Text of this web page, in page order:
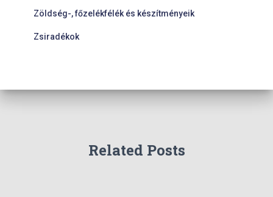
Zöldség-, főzelékfélék és készítményeik
Zsiradékok
Related Posts